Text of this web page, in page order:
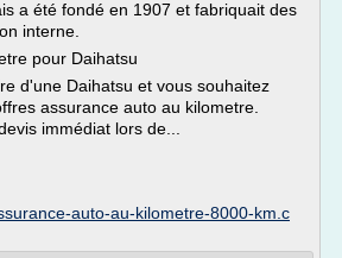
a été fondé en 1907 et fabriquait des
interne.
pour Daihatsu
d'une Daihatsu et vous souhaitez
assurance auto au kilometre.
immédiat lors de...
auto-au-kilometre-8000-km.c